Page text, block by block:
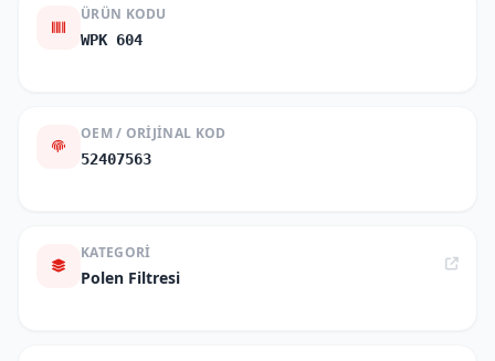
ÜRÜN KODU
WPK 604
OEM / ORIJINAL KOD
52407563
KATEGORI
Polen Filtresi